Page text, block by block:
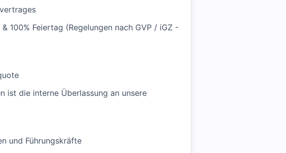
100% Feiertag (Regelungen nach GVP / iGZ -
ist die interne Überlassung an unsere
und Führungskräfte